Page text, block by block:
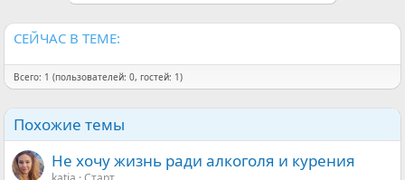
СЕЙЧАС В ТЕМЕ:
Всего: 1 (пользователей: 0, гостей: 1)
Похожие темы
Не хочу жизнь ради алкоголя и курения